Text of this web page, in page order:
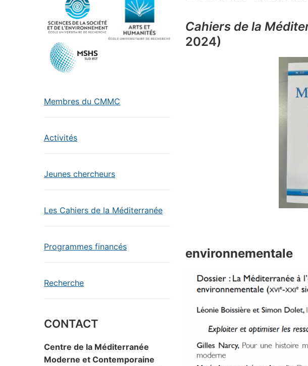
Membres du CMMC
Activités
Jeunes chercheurs
Les Cahiers de la Méditerranée
Programmes financés
Recherche
CONTACT
Centre de la Méditerranée
Moderne et Contemporaine
Cahiers de la
2024)
environnementale